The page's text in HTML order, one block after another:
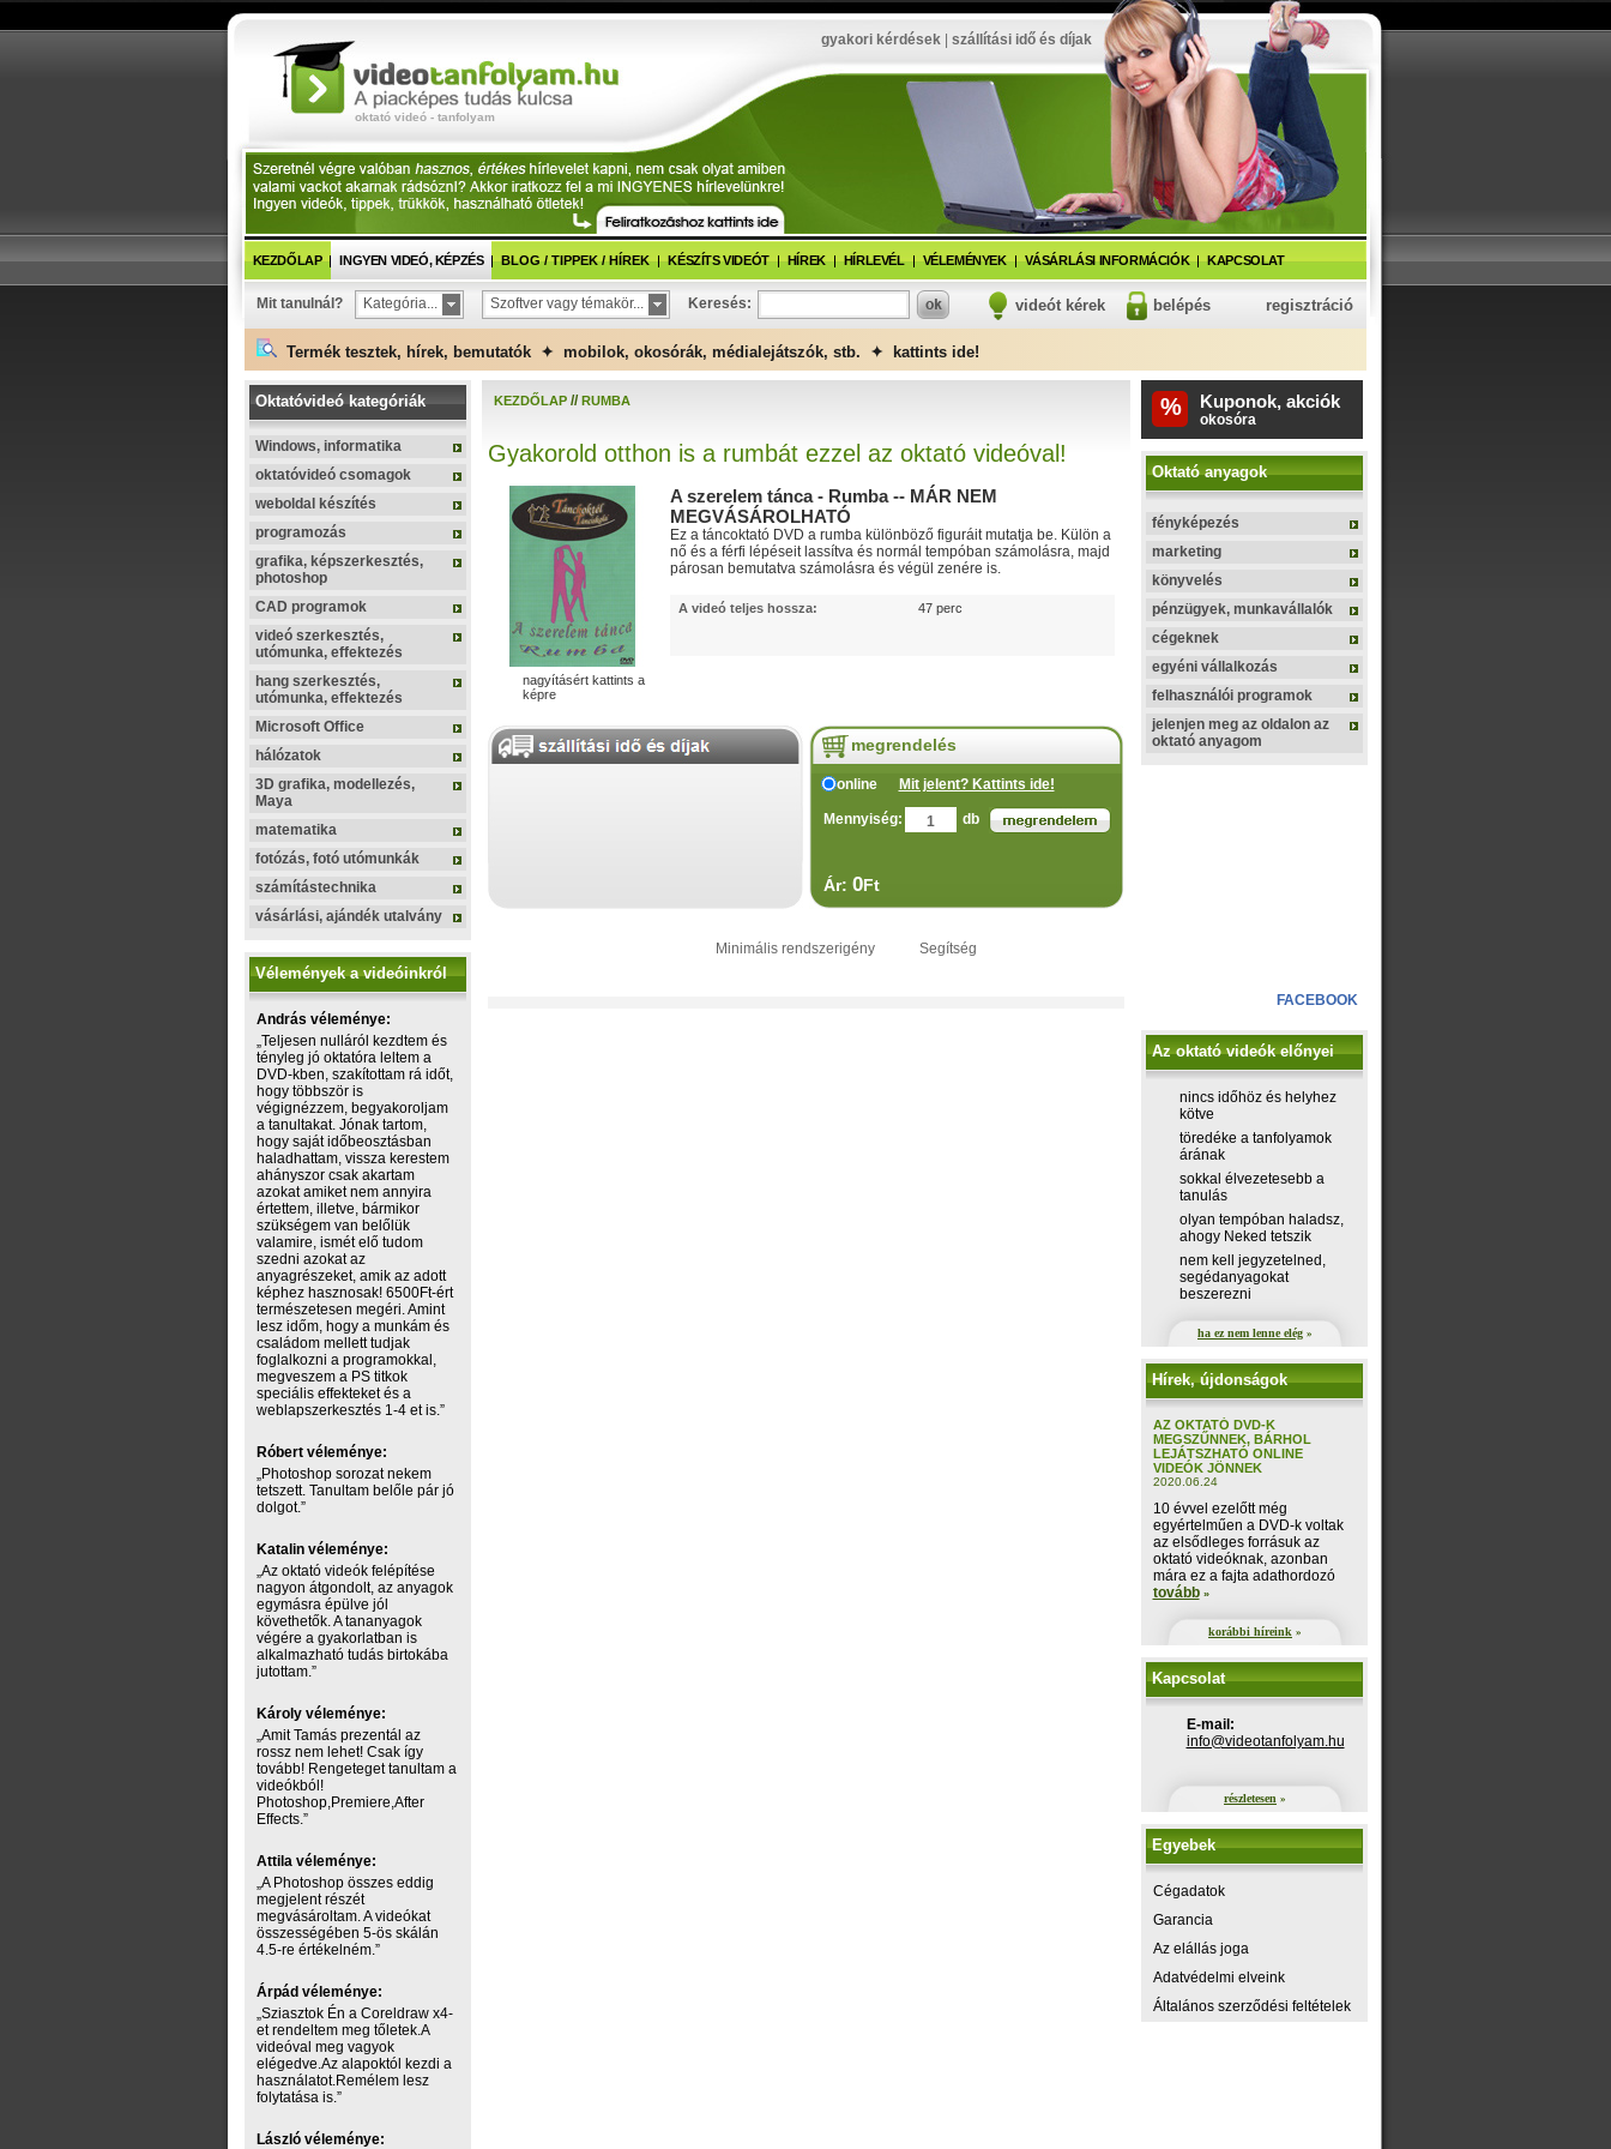
oktató videó - tanfolyam
gyakori kérdések| szállítási idő és díjak
KEZDŐLAP INGYEN VIDEÓ, KÉPZÉS BLOG / TIPPEK / HÍREK KÉSZÍTS VIDEÓT HÍREK HÍRLEVÉL VÉLEMÉNYEK VÁSÁRLÁSI INFORMÁCIÓK KAPCSOLAT
Mit tanulnál? Kategória... Szoftver vagy témakör... Keresés: videót kérek belépés regisztráció
Termék tesztek, hírek, bemutatók ✦ mobilok, okosórák, médialejátszók, stb. ✦ kattints ide!
Oktatóvideó kategóriák
Windows, informatika
oktatóvideó csomagok
weboldal készítés
programozás
grafika, képszerkesztés,
photoshop
CAD programok
videó szerkesztés,
utómunka, effektezés
hang szerkesztés,
utómunka, effektezés
Microsoft Office
hálózatok
3D grafika, modellezés,
Maya
matematika
fotózás, fotó utómunkák
számítástechnika
vásárlási, ajándék utalvány
Vélemények a videóinkról
András véleménye:
„Teljesen nulláról kezdtem és
tényleg jó oktatóra leltem a
DVD-kben, szakítottam rá időt,
hogy többször is
végignézzem, begyakoroljam
a tanultakat. Jónak tartom,
hogy saját időbeosztásban
haladhattam, vissza kerestem
ahányszor csak akartam
azokat amiket nem annyira
értettem, illetve, bármikor
szükségem van belőlük
valamire, ismét elő tudom
szedni azokat az
anyagrészeket, amik az adott
képhez hasznosak! 6500Ft-ért
természetesen megéri. Amint
lesz időm, hogy a munkám és
családom mellett tudjak
foglalkozni a programokkal,
megveszem a PS titkok
speciális effekteket és a
weblapszerkesztés 1-4 et is.”
Róbert véleménye:
„Photoshop sorozat nekem
tetszett. Tanultam belőle pár jó
dolgot.”
Katalin véleménye:
„Az oktató videók felépítése
nagyon átgondolt, az anyagok
egymásra épülve jól
követhetők. A tananyagok
végére a gyakorlatban is
alkalmazható tudás birtokába
jutottam.”
Károly véleménye:
„Amit Tamás prezentál az
rossz nem lehet! Csak így
tovább! Rengeteget tanultam a
videókból!
Photoshop,Premiere,After
Effects.”
Attila véleménye:
„A Photoshop összes eddig
megjelent részét
megvásároltam. A videókat
összességében 5-ös skálán
4.5-re értékelném.”
Árpád véleménye:
„Sziasztok Én a Coreldraw x4-
et rendeltem meg tőletek.A
videóval meg vagyok
elégedve.Az alapoktól kezdi a
használatot.Remélem lesz
folytatása is.”
László véleménye:
KEZDŐLAP // RUMBA
Gyakorold otthon is a rumbát ezzel az oktató videóval!
nagyításért kattints a
képre
A szerelem tánca - Rumba -- MÁR NEM
MEGVÁSÁROLHATÓ
Ez a táncoktató DVD a rumba különböző figuráit mutatja be. Külön a
nő és a férfi lépéseit lassítva és normál tempóban számolásra, majd
párosan bemutatva számolásra és végül zenére is.
A videó teljes hossza: 47 perc
megrendelés
online Mit jelent? Kattints ide!
Mennyiség: db
Ár: 0Ft
Minimális rendszerigény
Segítség
% Kuponok, akciók
fitnesz karkötő
Oktató anyagok
fényképezés
marketing
könyvelés
pénzügyek, munkavállalók
cégeknek
egyéni vállalkozás
felhasználói programok
jelenjen meg az oldalon az
oktató anyagom
FACEBOOK
Az oktató videók előnyei
nincs időhöz és helyhez
kötve
töredéke a tanfolyamok
árának
sokkal élvezetesebb a
tanulás
olyan tempóban haladsz,
ahogy Neked tetszik
nem kell jegyzetelned,
segédanyagokat
beszerezni
ha ez nem lenne elég »
Hírek, újdonságok
AZ OKTATÓ DVD-K
MEGSZŰNNEK, BÁRHOL
LEJÁTSZHATÓ ONLINE
VIDEÓK JÖNNEK
2020.06.24
10 évvel ezelőtt még
egyértelműen a DVD-k voltak
az elsődleges forrásuk az
oktató videóknak, azonban
mára ez a fajta adathordozó
tovább »
korábbi híreink »
Kapcsolat
E-mail:
uh.maylofnatoediv@ofni
részletesen »
Egyebek
Cégadatok
Garancia
Az elállás joga
Adatvédelmi elveink
Általános szerződési feltételek